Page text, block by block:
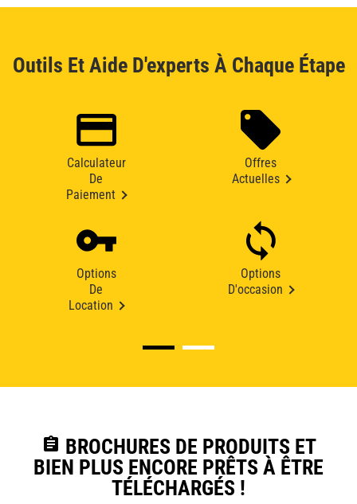
Outils Et Aide D'experts À Chaque Étape
Calculateur
De
Paiement
Offres
Actuelles
Options
De
Location
Options
D'occasion
assignment BROCHURES DE PRODUITS ET
BIEN PLUS ENCORE PRÊTS À ÊTRE
TÉLÉCHARGÉS !